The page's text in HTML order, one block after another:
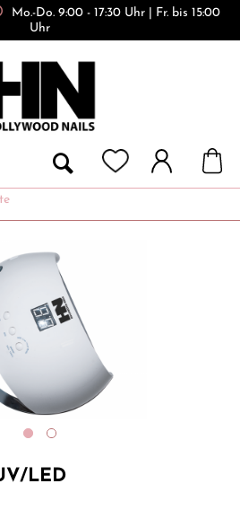
Mo.-Do. 9:00 - 17:30 Uhr | Fr. bis 15:00
Uhr
LED